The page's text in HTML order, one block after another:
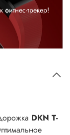
трекер!
DKN T-